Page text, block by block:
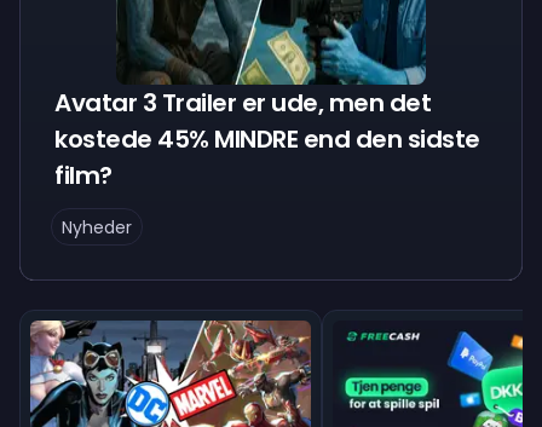
Avatar 3 Trailer er ude, men det
kostede 45% MINDRE end den sidste
film?
Nyheder